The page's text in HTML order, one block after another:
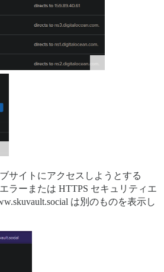
サイトにアクセスしようとする
ラーまたは HTTPS セキュリティエ
は別のものを表示し